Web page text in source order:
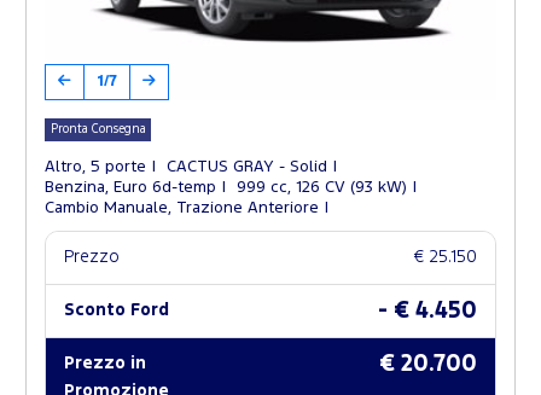
1/7
Pronta Consegna
Altro, 5 porte
CACTUS GRAY - Solid
Benzina, Euro 6d-temp
999 cc, 126 CV (93 kW)
Cambio Manuale, Trazione Anteriore
Prezzo € 25.150
Sconto Ford - € 4.450
Prezzo in
Promozione
€ 20.700